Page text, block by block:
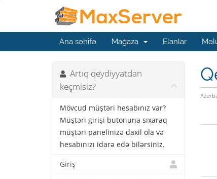
Ana səhifə Mağaza Elanlar
Artıq qeydiyyatdan
keçmisiz?
Mövcud müştəri hesabınız var?
Müştəri girişi butonuna sıxaraq
müştəri panelinizə daxil ola və
hesabınızı idarə edə bilərsiniz.
Giriş